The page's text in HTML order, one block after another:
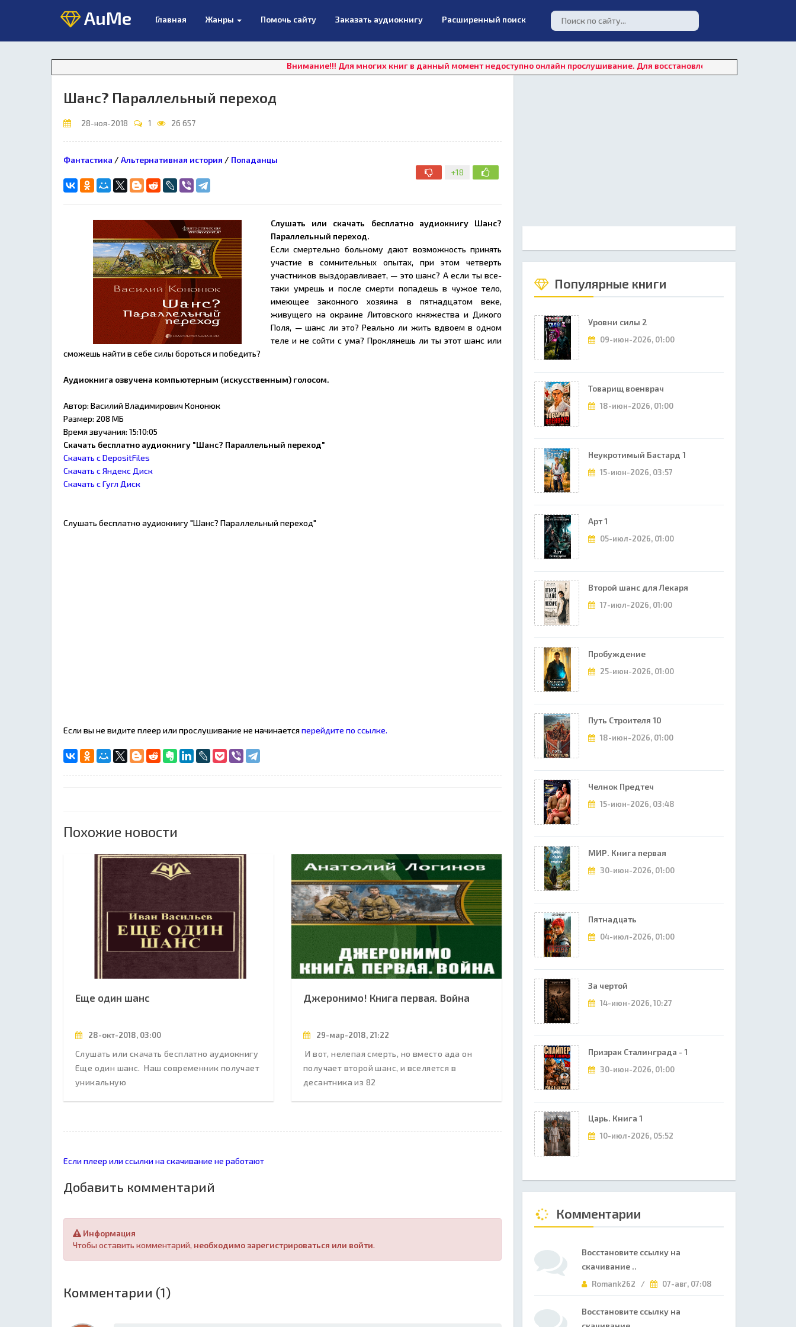
AuMe Главная Жанры Помочь сайту Заказать аудиокнигу Расширенный поиск
Внимание!!! Для многих книг в данный момент недоступно онлайн прослушивание. Для восстановления работы плеера нажмите
Шанс? Параллельный переход
28-ноя-2018 1 26 657
+18
Фантастика / Альтернативная история / Попаданцы
Слушать или скачать бесплатно аудиокнигу Шанс?
Параллельный переход.
Если смертельно больному дают возможность принять
участие в сомнительных опытах, при этом четверть
участников выздоравливает, — это шанс? А если ты все-
таки умрешь и после смерти попадешь в чужое тело,
имеющее законного хозяина в пятнадцатом веке,
живущего на окраине Литовского княжества и Дикого
Поля, — шанс ли это? Реально ли жить вдвоем в одном
теле и не сойти с ума? Проклянешь ли ты этот шанс или
сможешь найти в себе силы бороться и победить?
Аудиокнига озвучена компьютерным (искусственным) голосом.
Автор: Василий Владимирович Кононюк
Размер: 208 МБ
Время звучания: 15:10:05
Скачать бесплатно аудиокнигу "Шанс? Параллельный переход"
Скачать с DepositFiles
Скачать с Яндекс Диск
Скачать с Гугл Диск
Слушать бесплатно аудиокнигу "Шанс? Параллельный переход"
Если вы не видите плеер или прослушивание не начинаетсяперейдите по ссылке.
Похожие новости
Еще один шанс
28-окт-2018, 03:00
Слушать или скачать бесплатно аудиокнигу
Еще один шанс. Наш современник получает
уникальную
Джеронимо! Книга первая. Война
29-мар-2018, 21:22
И вот, нелепая смерть, но вместо ада он
получает второй шанс, и вселяется в
десантника из 82
Если плеер или ссылки на скачивание не работают
Добавить комментарий
Информация
Чтобы оставить комментарий, необходимо зарегистрироваться или войти.
Комментарии (1)
Популярные книги
Уровни силы 2
09-июн-2026, 01:00
Товарищ военврач
18-июн-2026, 01:00
Неукротимый Бастард 1
15-июн-2026, 03:57
Арт 1
05-июл-2026, 01:00
Второй шанс для Лекаря
17-июл-2026, 01:00
Пробуждение
25-июн-2026, 01:00
Путь Строителя 10
18-июн-2026, 01:00
Челнок Предтеч
15-июн-2026, 03:48
МИР. Книга первая
30-июн-2026, 01:00
Пятнадцать
04-июл-2026, 01:00
За чертой
14-июн-2026, 10:27
Призрак Сталинграда - 1
30-июн-2026, 01:00
Царь. Книга 1
10-июл-2026, 05:52
Комментарии
Восстановите ссылку на
скачивание ..
Romank262 / 07-авг, 07:08
Восстановите ссылку на